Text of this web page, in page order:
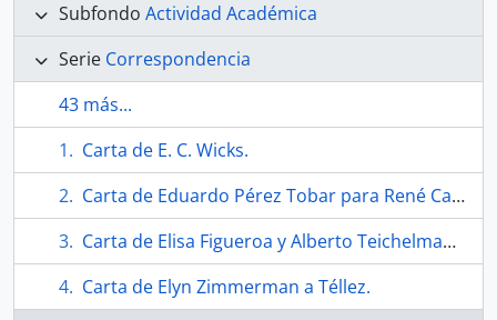
Subfondo Actividad Académica
Serie Correspondencia
43 más...
Carta de E. C. Wicks.
Carta de Eduardo Pérez Tobar para René Cardoso Segarra.
Carta de Elisa Figueroa y Alberto Teichelmann para Téllez.
Carta de Elyn Zimmerman a Téllez.